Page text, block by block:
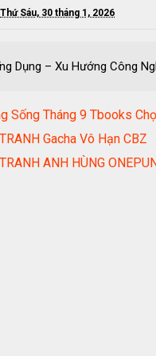
Thứ Sáu, 30 tháng 1, 2026
Dụng – Xu Hướng Công
Sống Tháng 9 Tbooks
Gacha Vô Hạn CBZ
ANH HÙNG